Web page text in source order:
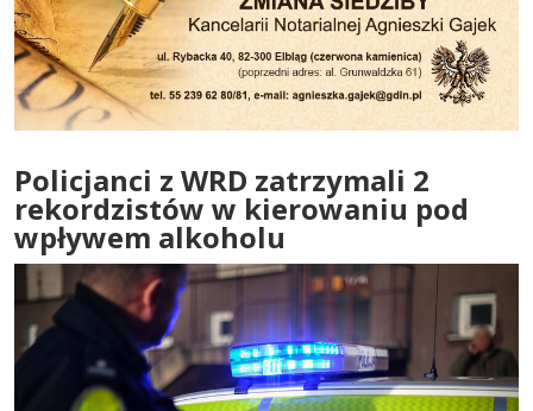
Policjanci z WRD zatrzymali 2
rekordzistów w kierowaniu pod
wpływem alkoholu